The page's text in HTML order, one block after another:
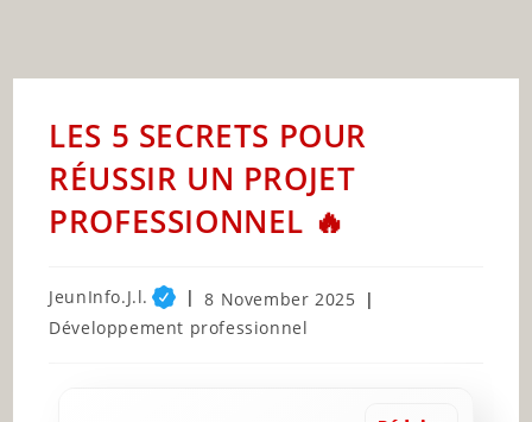
LES 5 SECRETS POUR
RÉUSSIR UN PROJET
PROFESSIONNEL 🔥
Post
author:
JeunInfo.J.l.
Post
published:
8 November 2025
Post
Développement professionnel